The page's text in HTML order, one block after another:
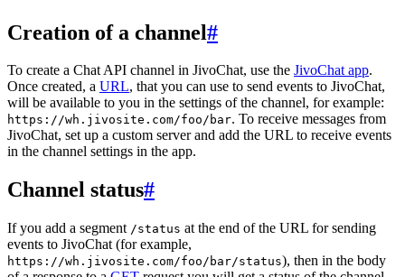
Creation of a channel#
To create a Chat API channel in JivoChat, use the JivoChat app.
Once created, a URL, that you can use to send events to JivoChat,
will be available to you in the settings of the channel, for example:
https://wh.jivosite.com/foo/bar. To receive messages from
JivoChat, set up a custom server and add the URL to receive events
in the channel settings in the app.
Channel status#
If you add a segment /status at the end of the URL for sending
events to JivoChat (for example,
https://wh.jivosite.com/foo/bar/status), then in the body